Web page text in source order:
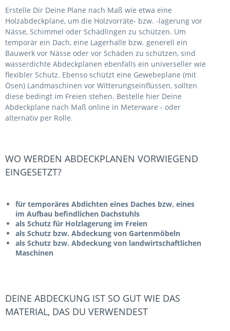
Erstelle Dir Deine Plane nach Maß wie etwa eine
Holzabdeckplane, um die Holzvorräte- bzw. -lagerung vor
Nässe, Schimmel oder Schädlingen zu schützen. Um
temporär ein Dach, eine Lagerhalle bzw. generell ein
Bauwerk vor Nässe oder vor Schäden zu schützen, sind
wasserdichte Abdeckplanen ebenfalls ein universeller wie
flexibler Schutz. Ebenso schützt eine Gewebeplane (mit
Ösen) Landmaschinen vor Witterungseinflüssen, sollten
diese bedingt im Freien stehen. Bestelle hier Deine
Abdeckplane nach Maß online in Meterware - oder
alternativ per Rolle.
WO WERDEN ABDECKPLANEN VORWIEGEND
EINGESETZT?
für temporäres Abdichten eines Daches bzw. eines
im Aufbau befindlichen Dachstuhls
als Schutz für Holzlagerung im Freien
als Schutz bzw. Abdeckung von Gartenmöbeln
als Schutz bzw. Abdeckung von landwirtschaftlichen
Maschinen
DEINE ABDECKUNG IST SO GUT WIE DAS
MATERIAL, DAS DU VERWENDEST